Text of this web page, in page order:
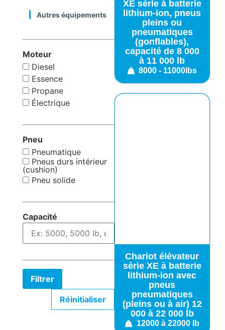
Autres équipements
Moteur
Diesel
Essence
Propane
Électrique
Pneu
Pneumatique
Pneus durs intérieur
(cushion)
Pneu solide
Capacité
Filtrer
Réinitialiser
XE série à batterie
lithium-ion, pneus
pleins ou
pneumatiques
(gonflables),
capacité de 8 000
à 11 000 lb
8000 - 11000lbs
Chariot élévateur
série XE à batterie
lithium-ion avec
pneus
pneumatiques
(pleins ou à air) 12
000 à 22 000 lb
12000 à 22000 lb